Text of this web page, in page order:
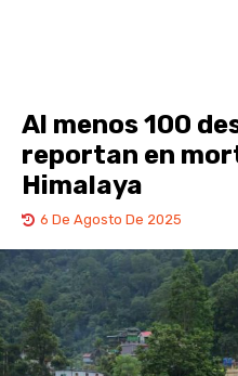
Al menos 100
reportan en
Himalaya
6 De Agosto De 2025